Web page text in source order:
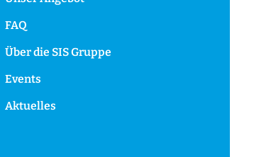
FAQ
Über die SIS Gruppe
Events
Aktuelles